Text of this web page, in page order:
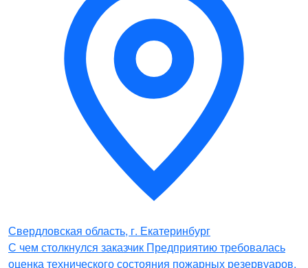
Свердловская область, г. Екатеринбург
С чем столкнулся заказчик Предприятию требовалась
оценка технического состояния пожарных резервуаров,